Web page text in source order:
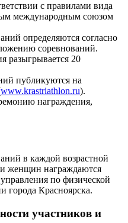
с правилами вида
международным союзом
определяются согласно
соревнований.
разыгрывается 20
публикуются на
www.krastriathlon.ru).
награждения,
в каждой возрастной
женщин награждаются
по физической
города Красноярска.
участников и